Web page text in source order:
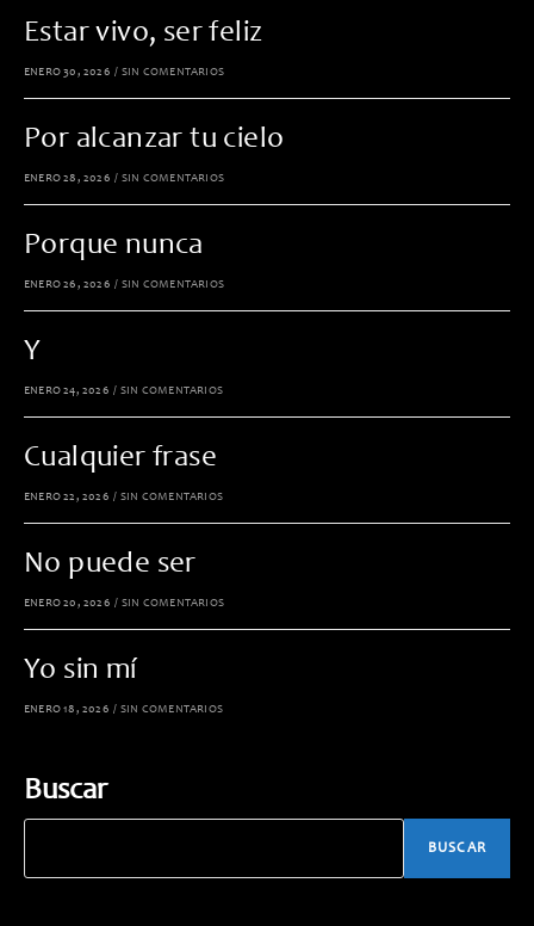
Estar vivo, ser feliz
ENERO 30, 2026 / SIN COMENTARIOS
Por alcanzar tu cielo
ENERO 28, 2026 / SIN COMENTARIOS
Porque nunca
ENERO 26, 2026 / SIN COMENTARIOS
Y
ENERO 24, 2026 / SIN COMENTARIOS
Cualquier frase
ENERO 22, 2026 / SIN COMENTARIOS
No puede ser
ENERO 20, 2026 / SIN COMENTARIOS
Yo sin mí
ENERO 18, 2026 / SIN COMENTARIOS
Buscar
BUSCAR